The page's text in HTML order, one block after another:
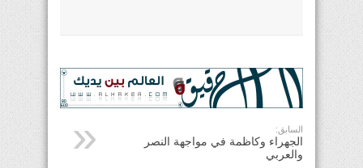
السابق:
الجهراء وكاظمة في مواجهة النصر
والعربي